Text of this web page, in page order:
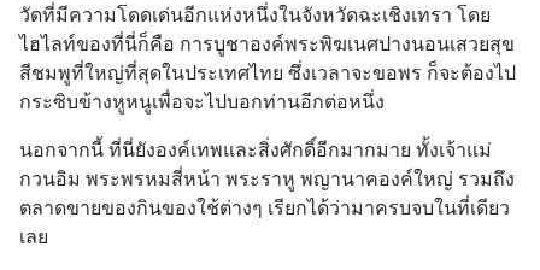
วัดที่มีความโดดเด่นอีกแห่งหนึ่งในจังหวัดฉะเชิงเทรา โดย
ไฮไลท์ของที่นี่ก็คือ การบูชาองค์พระพิฆเนศปางนอนเสวยสุข
สีชมพูที่ใหญ่ที่สุดในประเทศไทย ซึ่งเวลาจะขอพร ก็จะต้องไป
กระซิบข้างหูหนูเพื่อจะไปบอกท่านอีกต่อหนึ่ง
นอกจากนี้ ที่นี่ยังองค์เทพและสิ่งศักดิ์อีกมากมาย ทั้งเจ้าแม่
กวนอิม พระพรหมสี่หน้า พระราหู พญานาคองค์ใหญ่ รวมถึง
ตลาดขายของกินของใช้ต่างๆ เรียกได้ว่ามาครบจบในที่เดียว
เลย